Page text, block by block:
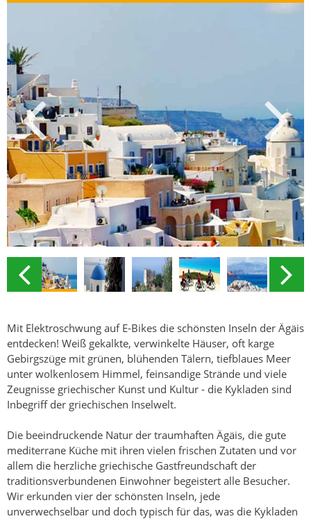
Mit Elektroschwung auf E-Bikes die schönsten Inseln der Ägäis
entdecken! Weiß gekalkte, verwinkelte Häuser, oft karge
Gebirgszüge mit grünen, blühenden Tälern, tiefblaues Meer
unter wolkenlosem Himmel, feinsandige Strände und viele
Zeugnisse griechischer Kunst und Kultur - die Kykladen sind
Inbegriff der griechischen Inselwelt.
Die beeindruckende Natur der traumhaften Ägäis, die gute
mediterrane Küche mit ihren vielen frischen Zutaten und vor
allem die herzliche griechische Gastfreundschaft der
traditionsverbundenen Einwohner begeistert alle Besucher.
Wir erkunden vier der schönsten Inseln, jede
unverwechselbar und doch typisch für das, was die Kykladen